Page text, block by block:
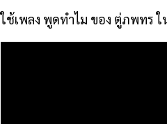
ใช้เพลง พูดทำไม ของ ตู่ภพทร